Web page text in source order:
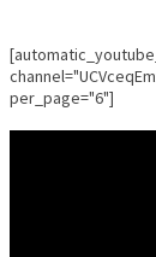
per_page="6"]